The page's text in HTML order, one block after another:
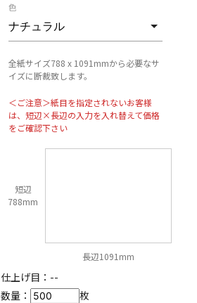
色
全紙サイズ788 x 1091mmから必要なサ
イズに断裁致します。
＜ご注意＞紙目を指定されないお客様
は、短辺×長辺の入力を入れ替えて価格
をご確認下さい
短辺
788mm
長辺1091mm
仕上げ目： --
数量：
枚